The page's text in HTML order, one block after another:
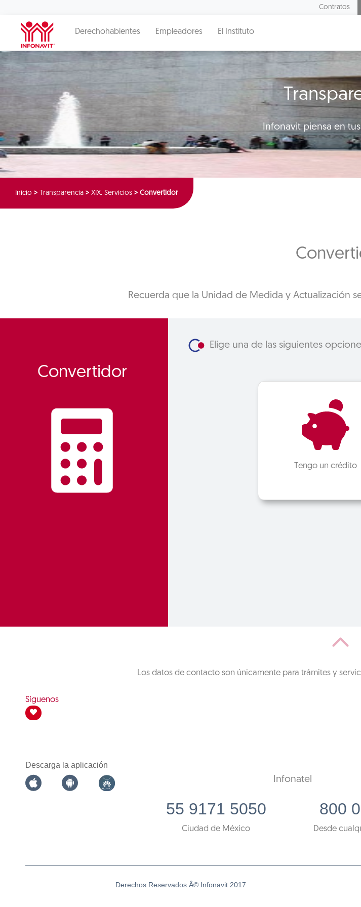
Contratos
Derechohabientes Empleadores El Instituto
Infonavit piensa en
Inicio > Transparencia > XIX. Servicios > Convertidor
Recuerda que la Unidad de Medida y Actualización
Convertidor
Elige una de las siguientes
Tengo un crédito
Los datos de contacto son únicamente para trámites y
Síguenos
Descarga la aplicación
Infonatel
55 9171 5050
Ciudad de México
800
Desde
Derechos Reservados Â© Infonavit 2017